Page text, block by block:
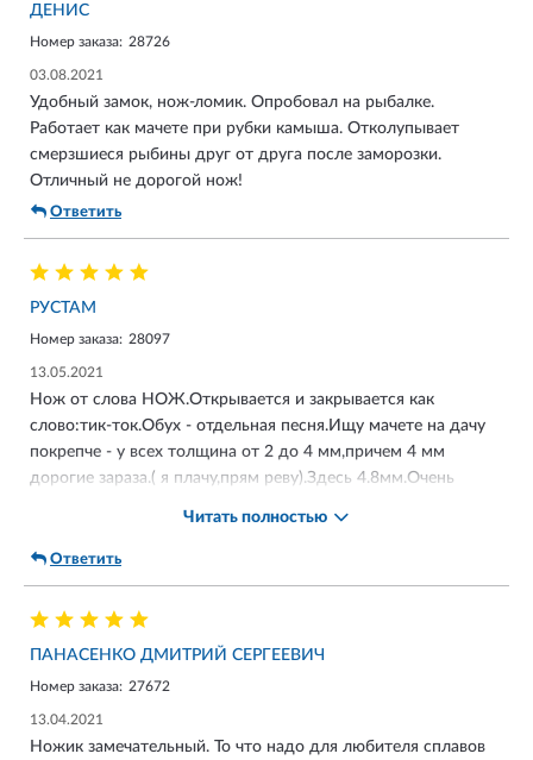
ДЕНИС
Номер заказа: 28726
03.08.2021
Удобный замок, нож-ломик. Опробовал на рыбалке.
Работает как мачете при рубки камыша. Отколупывает
смерзшиеся рыбины друг от друга после заморозки.
Отличный не дорогой нож!
Ответить
РУСТАМ
Номер заказа: 28097
13.05.2021
Нож от слова НОЖ.Открывается и закрывается как
слово:тик-ток.Обух - отдельная песня.Ищу мачете на дачу
покрепче - у всех толщина от 2 до 4 мм,причем 4 мм
дорогие зараза.( я плачу,прям реву).Здесь 4.8мм.Очень
форм.Шпеньки на месте,открывать легко и
удобно.Но.Открывать за обух приятней - реально как
маленький складной меч.Усилие вкусное.
Читать полностью
Ответить
ПАНАСЕНКО ДМИТРИЙ СЕРГЕЕВИЧ
Номер заказа: 27672
13.04.2021
Ножик замечательный. То что надо для любителя сплавов